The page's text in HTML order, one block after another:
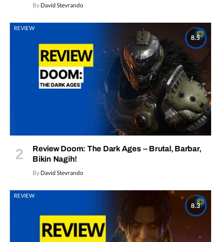
By David Stevrando
8.5
REVIEW
Review Doom: The Dark Ages – Brutal, Barbar,
Bikin Nagih!
By David Stevrando
8.3
REVIEW